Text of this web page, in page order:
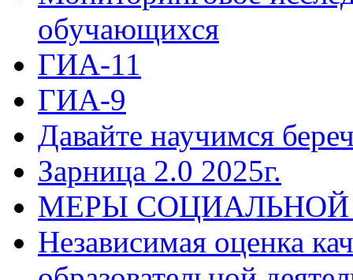
обучающихся
ГИА-11
ГИА-9
Давайте научимся
Зарница 2.0 2025г.
МЕРЫ
Независимая оценка